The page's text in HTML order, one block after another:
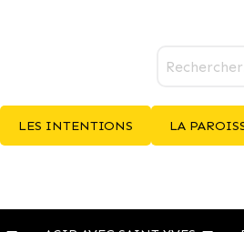
LES INTENTIONS LA